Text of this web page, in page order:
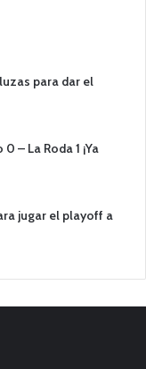
para dar el
– La Roda 1 ¡Ya
jugar el playoff a